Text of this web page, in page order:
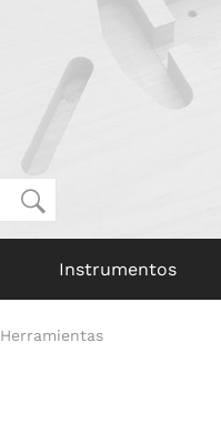
Instrumentos
Herramientas